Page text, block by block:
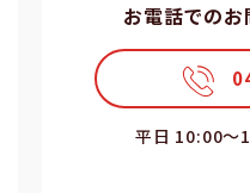
お電話での
平⽇ 10:00〜